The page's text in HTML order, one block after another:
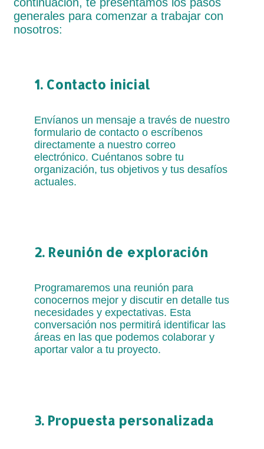
generales para comenzar a trabajar con
nosotros:
1. Contacto inicial
Envíanos un mensaje a través de nuestro
formulario de contacto o escríbenos
directamente a nuestro correo
electrónico. Cuéntanos sobre tu
organización, tus objetivos y tus desafíos
actuales.
2. Reunión de exploración
Programaremos una reunión para
conocernos mejor y discutir en detalle tus
necesidades y expectativas. Esta
conversación nos permitirá identificar las
áreas en las que podemos colaborar y
aportar valor a tu proyecto.
3. Propuesta personalizada